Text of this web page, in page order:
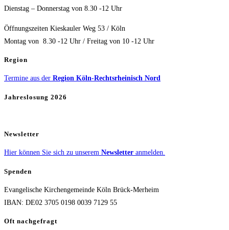
Dienstag – Donnerstag von 8.30 -12 Uhr
Öffnungszeiten Kieskauler Weg 53 / Köln
Montag von 8.30 -12 Uhr / Freitag von 10 -12 Uhr
Region
Termine aus der Region Köln-Rechtsrheinisch Nord
Jahreslosung 2026
Newsletter
Hier können Sie sich zu unserem Newsletter anmelden.
Spenden
Evangelische Kirchengemeinde Köln Brück-Merheim
IBAN: DE02 3705 0198 0039 7129 55
Oft nachgefragt